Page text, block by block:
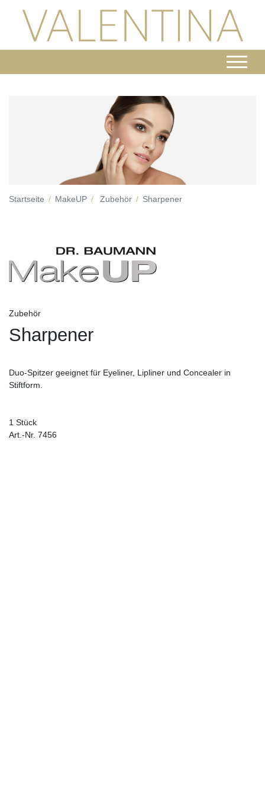
Startseite MakeUP Zubehör Sharpener
Zubehör
Sharpener
Duo-Spitzer geeignet für Eyeliner, Lipliner und Concealer in
Stiftform.
1 Stück
Art.-Nr. 7456